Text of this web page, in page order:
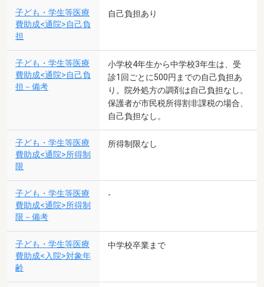
子ども・学生等医療
費助成<通院>自己負
担
自己負担あり
子ども・学生等医療
費助成<通院>自己負
担－備考
小学校4年生から中学校3年生は、受
診1回ごとに500円までの自己負担あ
り。院外処方の調剤は自己負担なし。
保護者が市民税所得割非課税の場合、
自己負担なし。
子ども・学生等医療
費助成<通院>所得制
限
所得制限なし
子ども・学生等医療
費助成<通院>所得制
限－備考
-
子ども・学生等医療
費助成<入院>対象年
齢
中学校卒業まで